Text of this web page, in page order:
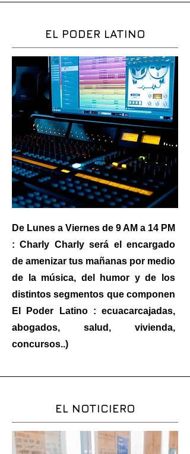
EL PODER LATINO
De Lunes a Viernes de 9 AM a 14 PM
: Charly Charly será el encargado
de amenizar tus mañanas por medio
de la música, del humor y de los
distintos segmentos que componen
El Poder Latino : ecuacarcajadas,
abogados, salud, vivienda,
concursos..)
EL NOTICIERO